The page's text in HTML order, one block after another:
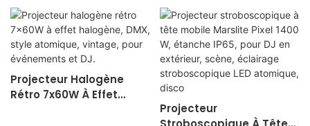
Projecteur Halogène
Rétro 7x60W À Effet
Projecteur